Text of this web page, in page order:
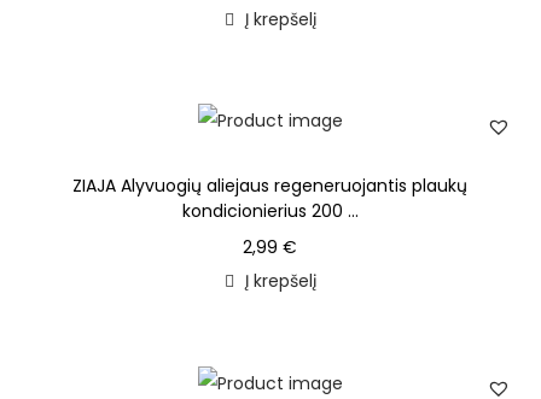
Į krepšelį
ZIAJA Alyvuogių aliejaus regeneruojantis plaukų
kondicionierius 200 ...
2,99€
Į krepšelį